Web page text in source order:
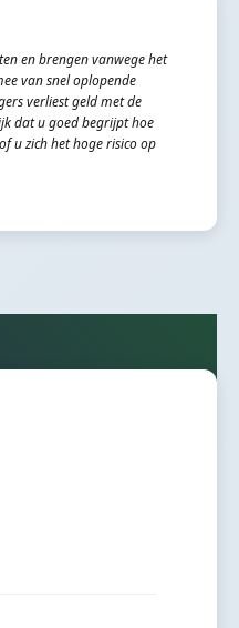
en brengen vanwege het
van snel oplopende
verliest geld met de
dat u goed begrijpt hoe
u zich het hoge risico op